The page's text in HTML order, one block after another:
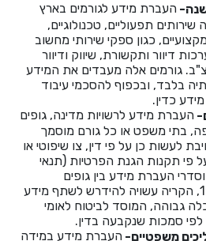
העברת מידע לגורמים בארץ
תפעוליים, טכנולוגיים,
כגון ספקי שירותי מחשוב
דיוור ותקשורת, שיווק ודיוור
גורמים אלה מעבדים את המידע
בלבד, ובכפוף להסכמי עיבוד
כדין.
העברת מידע לרשויות מדינה, גופים
בתי משפט או כל גורם מוסמך
לעשות כן על פי דין, צו שיפוטי או
פי תקנות הגנת הפרטיות (תנאי
העברת מידע בין גופים
ציבוריים), תשמ"ו-1986, הקריה עשויה להידרש לשתף מידע
גבוהה, המוסד לביטוח לאומי
לפי סמכות שנקבעה בדין.
משפטיים- העברת מידע במידה